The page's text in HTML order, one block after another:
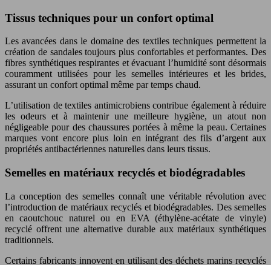
Tissus techniques pour un confort optimal
Les avancées dans le domaine des textiles techniques permettent la
création de sandales toujours plus confortables et performantes. Des
fibres synthétiques respirantes et évacuant l’humidité sont désormais
couramment utilisées pour les semelles intérieures et les brides,
assurant un confort optimal même par temps chaud.
L’utilisation de textiles antimicrobiens contribue également à réduire
les odeurs et à maintenir une meilleure hygiène, un atout non
négligeable pour des chaussures portées à même la peau. Certaines
marques vont encore plus loin en intégrant des fils d’argent aux
propriétés antibactériennes naturelles dans leurs tissus.
Semelles en matériaux recyclés et biodégradables
La conception des semelles connaît une véritable révolution avec
l’introduction de matériaux recyclés et biodégradables. Des semelles
en caoutchouc naturel ou en EVA (éthylène-acétate de vinyle)
recyclé offrent une alternative durable aux matériaux synthétiques
traditionnels.
Certains fabricants innovent en utilisant des déchets marins recyclés